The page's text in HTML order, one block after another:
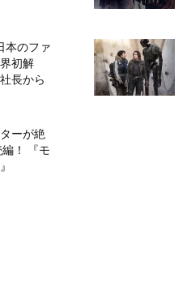
本のファ
初解
長から
ーが絶
！ 『モ